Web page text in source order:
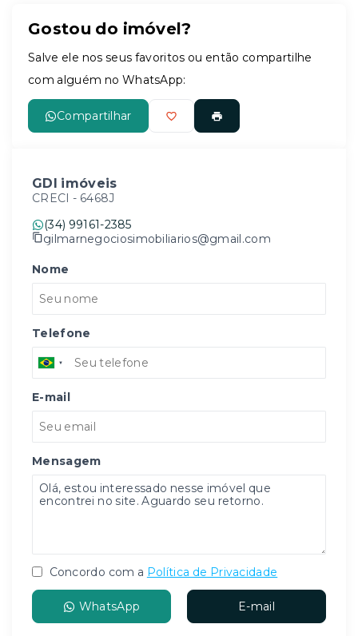
Gostou do imóvel?
Salve ele nos seus favoritos ou então compartilhe
com alguém no WhatsApp:
Compartilhar
GDI imóveis
CRECI - 6468J
(34) 99161-2385
gilmarnegociosimobiliarios@gmail.com
Nome
Telefone
E-mail
Mensagem
Concordo com a Política de Privacidade
WhatsApp E-mail